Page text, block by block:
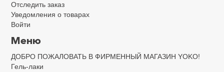
Отследить заказ
Уведомления о товарах
Войти
Меню
ДОБРО ПОЖАЛОВАТЬ В ФИРМЕННЫЙ МАГАЗИН YOKO!
Гель-лаки